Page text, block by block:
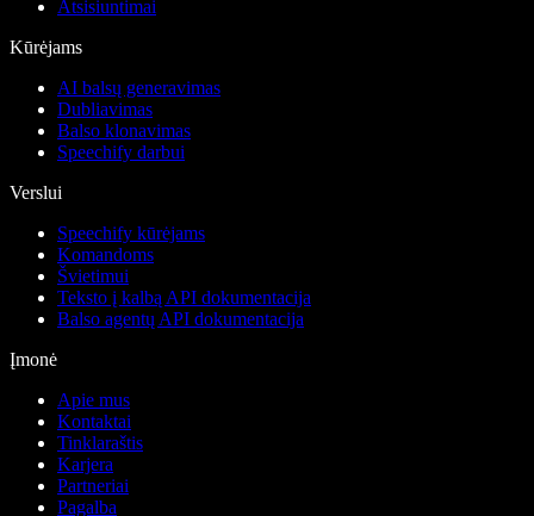
Atsisiuntimai
Kūrėjams
AI balsų generavimas
Dubliavimas
Balso klonavimas
Speechify darbui
Verslui
Speechify kūrėjams
Komandoms
Švietimui
Teksto į kalbą API dokumentacija
Balso agentų API dokumentacija
Įmonė
Apie mus
Kontaktai
Tinklaraštis
Karjera
Partneriai
Pagalba